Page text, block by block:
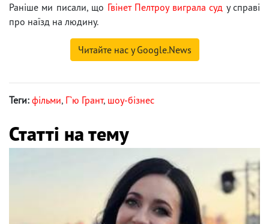
Раніше ми писали, що Гвінет Пелтроу виграла суд у справі
про наїзд на людину.
Читайте нас у Google.News
Теги: фільми, Г`ю Грант, шоу-бізнес
Статті на тему